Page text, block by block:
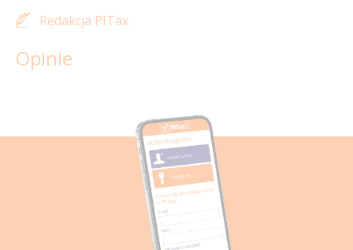
Redakcja PITax
Opinie